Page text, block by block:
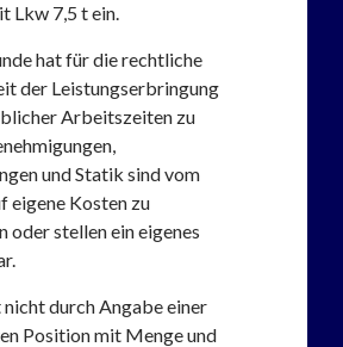
Lkw 7,5 t ein.
hat für die rechtliche
der Leistungserbringung
Arbeitszeiten zu
und Statik sind vom
eigene Kosten zu
oder stellen ein eigenes
nicht durch Angabe einer
Position mit Menge und